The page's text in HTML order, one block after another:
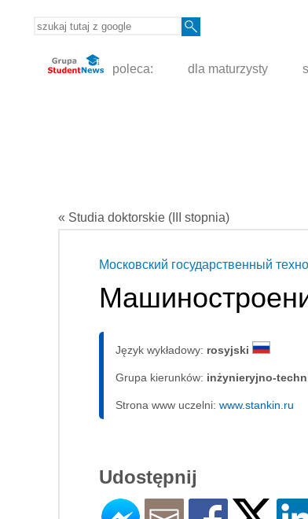
poleca: dla maturzysty
« Studia doktorskie (III stopnia)
Московский государственный
Język wykładowy: rosyjski
Grupa kierunków: inżynieryjno-
Strona www uczelni: www.stankin.ru
Udostępnij